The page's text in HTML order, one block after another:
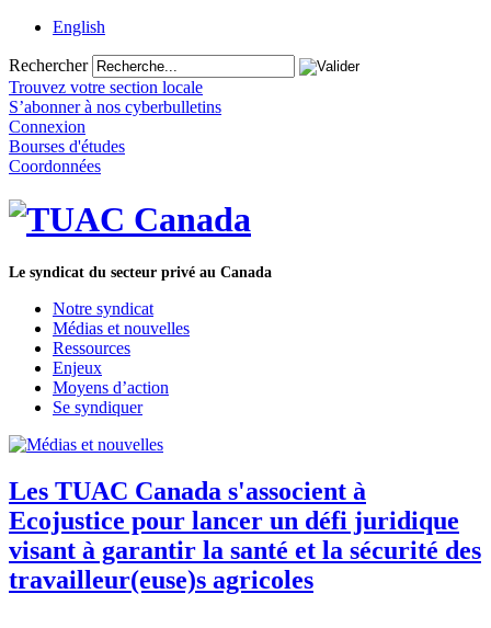
English
Rechercher
Trouvez votre section locale
S’abonner à nos cyberbulletins
Connexion
Bourses d'études
Coordonnées
Le syndicat du secteur privé au Canada
Notre syndicat
Médias et nouvelles
Ressources
Enjeux
Moyens d’action
Se syndiquer
Les TUAC Canada s'associent à
Ecojustice pour lancer un défi juridique
visant à garantir la santé et la sécurité des
travailleur(euse)s agricoles